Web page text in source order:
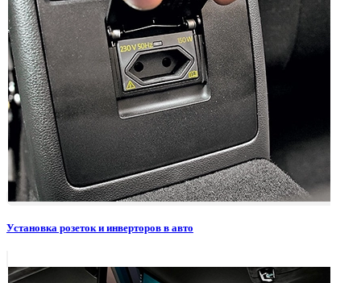
Установка розеток и инверторов в авто